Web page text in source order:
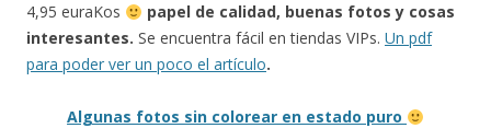
4,95 euraKos
papel de calidad, buenas fotos y cosas
interesantes. Se encuentra fácil en tiendas VIPs. Un pdf
para poder ver un poco el artículo.
Algunas fotos sin colorear en estado puro